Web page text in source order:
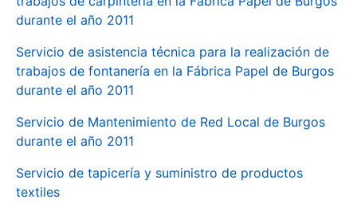
durante el año 2011
Servicio de asistencia técnica para la realización de
trabajos de fontanería en la Fábrica Papel de Burgos
durante el año 2011
Servicio de Mantenimiento de Red Local de Burgos
durante el año 2011
Servicio de tapicería y suministro de productos
textiles